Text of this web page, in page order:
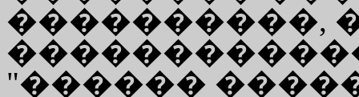
����������,
"������